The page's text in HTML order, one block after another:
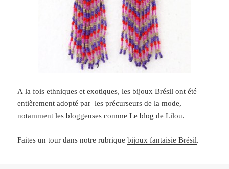
A la fois ethniques et exotiques, les bijoux Brésil ont été
entièrement adopté par les précurseurs de la mode,
notamment les bloggeuses commeLe blog de Lilou.
Faites un tour dans notre rubriquebijoux fantaisie Brésil.